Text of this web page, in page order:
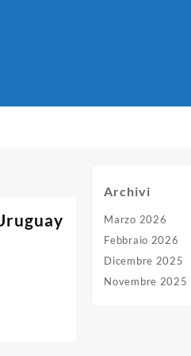
Archivi
Marzo 2026
Febbraio 2026
Dicembre 2025
Novembre 2025